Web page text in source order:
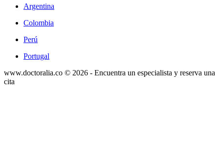
Argentina
Colombia
Perú
Portugal
www.doctoralia.co © 2026 - Encuentra un especialista y reserva una
cita